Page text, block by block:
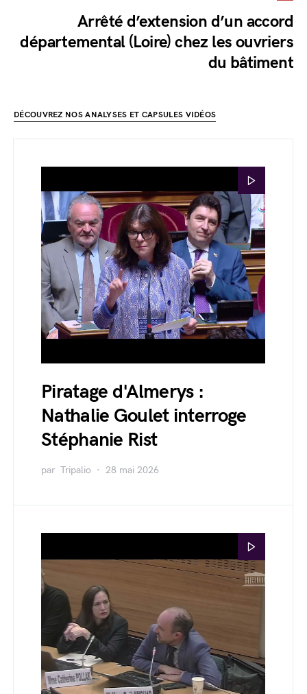
Arrêté d’extension d’un accord
départemental (Loire) chez les ouvriers
du bâtiment
DÉCOUVREZ NOS ANALYSES ET CAPSULES VIDÉOS
Piratage d'Almerys :
Nathalie Goulet interroge
Stéphanie Rist
par Tripalio 28 mai 2026